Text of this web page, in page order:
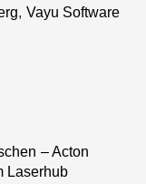
, Vayu Software
– Acton
Laserhub